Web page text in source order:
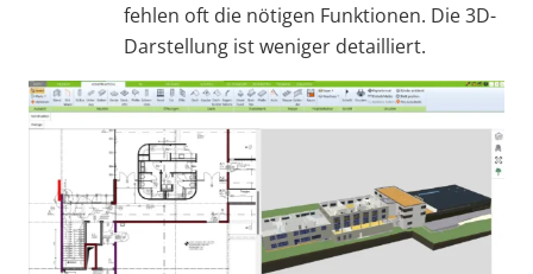
fehlen oft die nötigen Funktionen. Die 3D-
Darstellung ist weniger detailliert.